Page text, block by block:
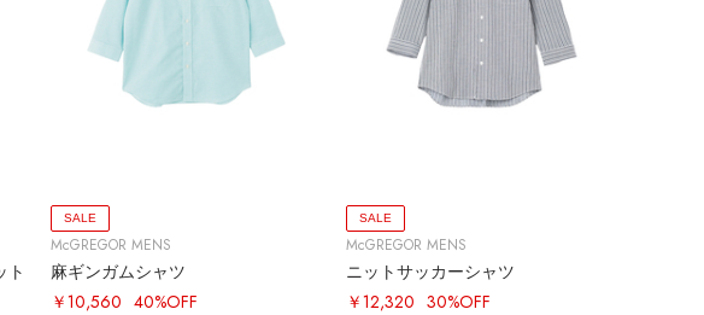
ト
SALE
McGREGOR MENS
麻ギンガムシャツ
￥10,560 40%OFF
SALE
McGREGOR MENS
ニットサッカーシャツ
￥12,320 30%OFF